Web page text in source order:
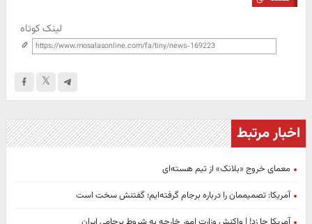
لینک کوتاه
اخبار مرتبط
معمای خروج «بلانک» از تیم هسته‌ای
آمریکا: تصمیممان را درباره برجام گرفته‌ایم؛ گفتنش سخت است